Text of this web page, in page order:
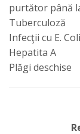
purtător până
Tuberculoză
Infecţii cu E.
Hepatita A
Plăgi deschise